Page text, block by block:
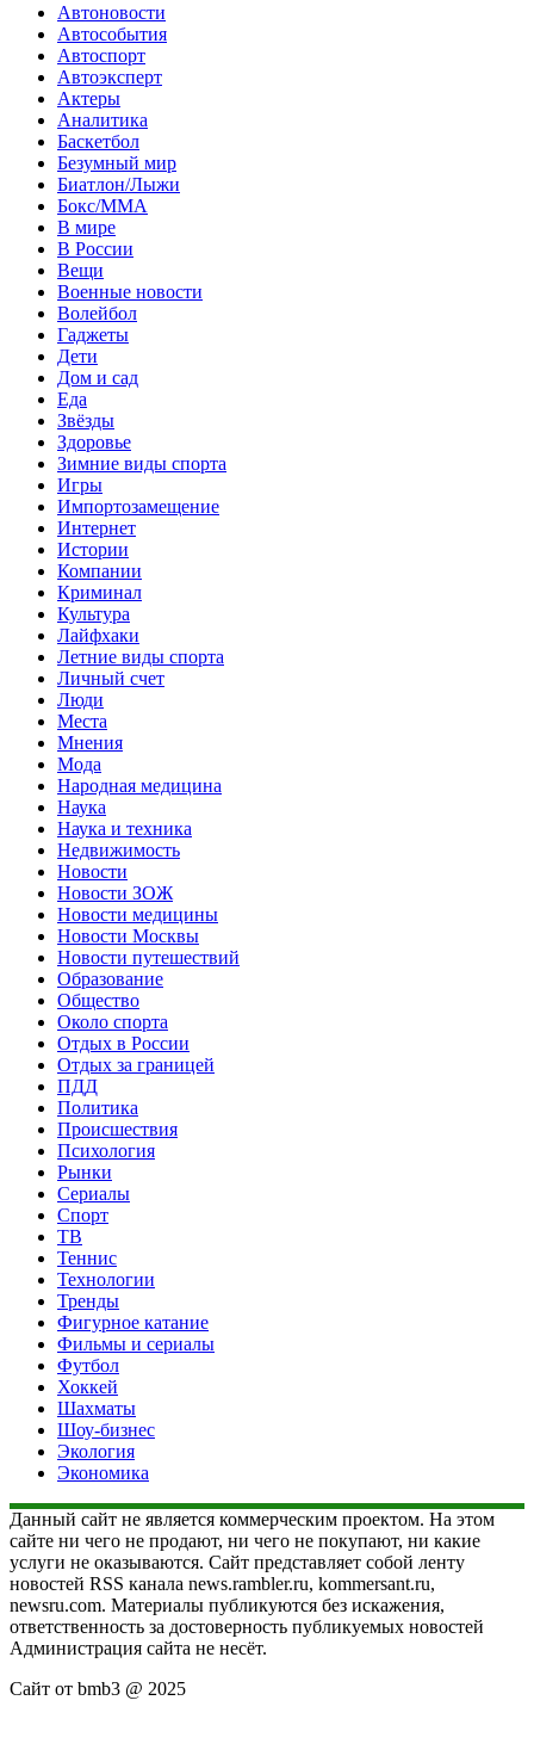
Автоновости
Автособытия
Автоспорт
Автоэксперт
Актеры
Аналитика
Баскетбол
Безумный мир
Биатлон/Лыжи
Бокс/MMA
В мире
В России
Вещи
Военные новости
Волейбол
Гаджеты
Дети
Дом и сад
Еда
Звёзды
Здоровье
Зимние виды спорта
Игры
Импортозамещение
Интернет
Истории
Компании
Криминал
Культура
Лайфхаки
Летние виды спорта
Личный счет
Люди
Места
Мнения
Мода
Народная медицина
Наука
Наука и техника
Недвижимость
Новости
Новости ЗОЖ
Новости медицины
Новости Москвы
Новости путешествий
Образование
Общество
Около спорта
Отдых в России
Отдых за границей
ПДД
Политика
Происшествия
Психология
Рынки
Сериалы
Спорт
ТВ
Теннис
Технологии
Тренды
Фигурное катание
Фильмы и сериалы
Футбол
Хоккей
Шахматы
Шоу-бизнес
Экология
Экономика
Данный сайт не является коммерческим проектом. На этом
сайте ни чего не продают, ни чего не покупают, ни какие
услуги не оказываются. Сайт представляет собой ленту
новостей RSS канала news.rambler.ru, kommersant.ru,
newsru.com. Материалы публикуются без искажения,
ответственность за достоверность публикуемых новостей
Администрация сайта не несёт.
Сайт от bmb3 @ 2025